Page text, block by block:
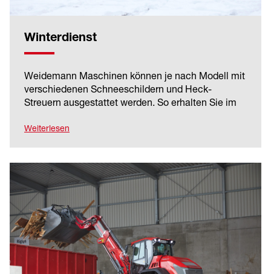
Winterdienst
Weidemann Maschinen können je nach Modell mit
verschiedenen Schneeschildern und Heck-
Streuern ausgestattet werden. So erhalten Sie im
Betriebsgelände und die Zufahrtswege von Schnee
Weiterlesen